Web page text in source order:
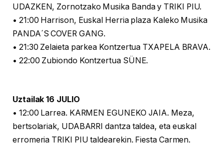
UDAZKEN, Zornotzako Musika Banda y TRIKI PIU.
• 21:00 Harrison, Euskal Herria plaza Kaleko Musika
PANDA´S COVER GANG.
• 21:30 Zelaieta parkea Kontzertua TXAPELA BRAVA.
• 22:00 Zubiondo Kontzertua SÜNE.
Uztailak 16 JULIO
• 12:00 Larrea. KARMEN EGUNEKO JAIA. Meza,
bertsolariak, UDABARRI dantza taldea, eta euskal
erromeria TRIKI PIU taldearekin. Fiesta Carmen.